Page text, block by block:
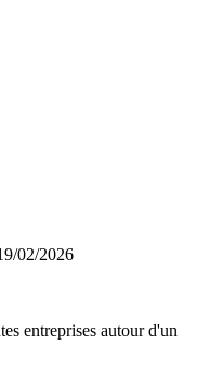
02/2026
entreprises autour d'un